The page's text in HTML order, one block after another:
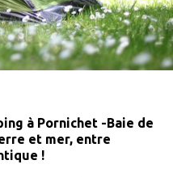
à Pornichet -Baie de
et mer, entre
!